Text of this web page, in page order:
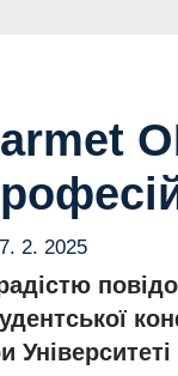
7. 2. 2025
Університеті